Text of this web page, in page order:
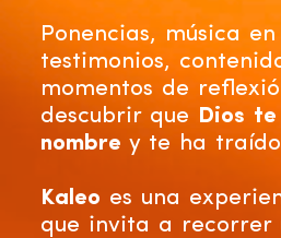
Ponencias, música
testimonios,
momentos de
descubrir que
Dios
nombre y te ha
Kaleo es una
que invita a recorrer